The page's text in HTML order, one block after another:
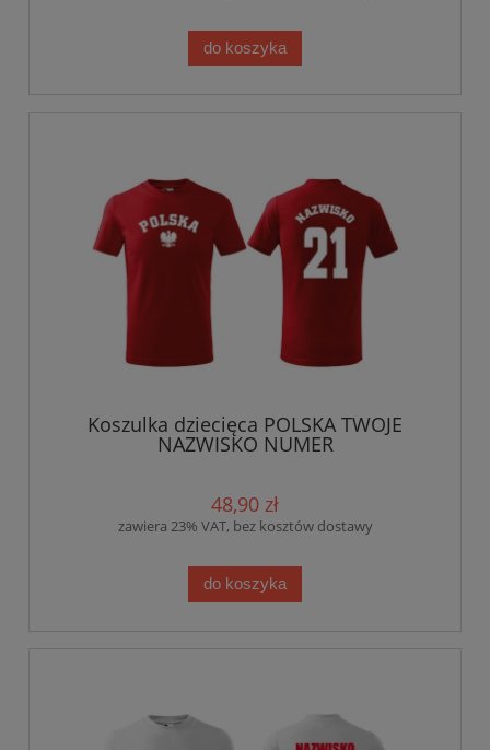
do koszyka
Koszulka dziecięca POLSKA TWOJE
NAZWISKO NUMER
48,90 zł
zawiera 23% VAT, bez kosztów dostawy
do koszyka